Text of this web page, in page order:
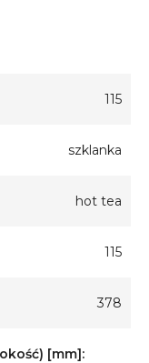
115
szklanka
hot tea
115
378
[mm]: